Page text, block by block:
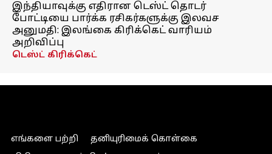
இந்தியாவுக்கு எதிரான டெஸ்ட் தொடர்
போட்டியை பார்க்க ரசிகர்களுக்கு இலவச
அனுமதி: இலங்கை கிரிக்கெட் வாரியம்
அறிவிப்பு
டெஸ்ட் கிரிக்கெட்
எங்களை பற்றி
தனியுரிமைக் கொள்கை